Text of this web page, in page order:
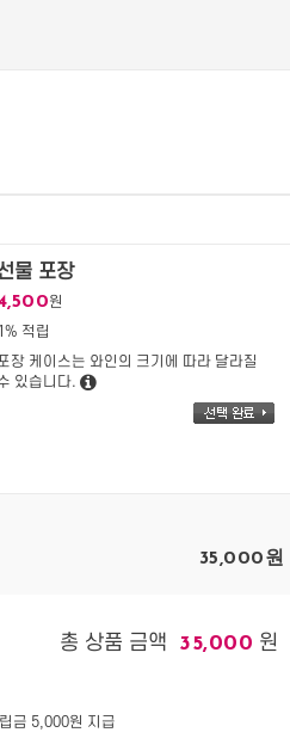
물 포장
원
적립
장 케이스는 와인의 크기에 따라 달라질
있습니다.
35,000원
총 상품 금액 35,000 원
금 5,000원 지급